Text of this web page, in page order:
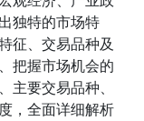
独特的市场特
征、交易品种及
把握市场机会的
主要交易品种、
，全面详细解析